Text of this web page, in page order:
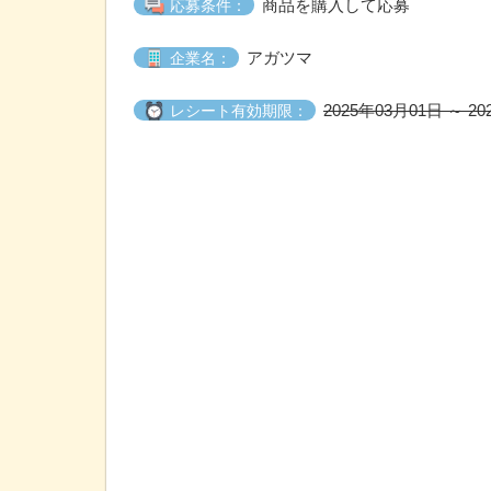
応募条件： 商品を購入して応募
企業名： アガツマ
レシート有効期限： 2025年03月01日 ～